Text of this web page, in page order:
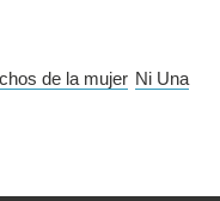
de la mujer Ni Una